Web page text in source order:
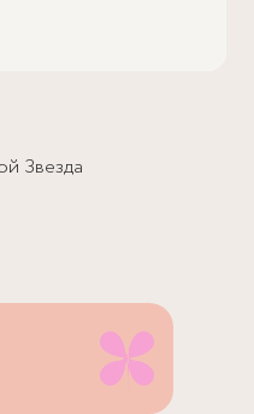
Звезда